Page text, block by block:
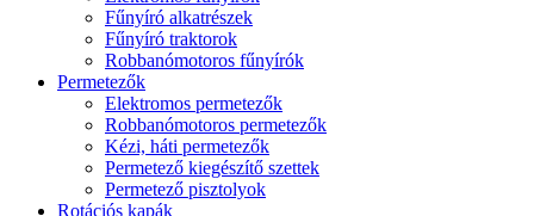
Fűnyíró alkatrészek
Fűnyíró traktorok
Robbanómotoros fűnyírók
Permetezők
Elektromos permetezők
Robbanómotoros permetezők
Kézi, háti permetezők
Permetező kiegészítő szettek
Permetező pisztolyok
Rotációs kapák